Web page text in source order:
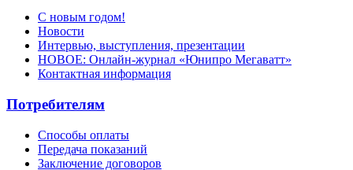
С новым годом!
Новости
Интервью, выступления, презентации
НОВОЕ: Онлайн-журнал «Юнипро Мегаватт»
Контактная информация
Потребителям
Способы оплаты
Передача показаний
Заключение договоров